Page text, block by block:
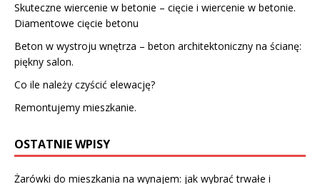
Skuteczne wiercenie w betonie – cięcie i wiercenie w betonie.
Diamentowe cięcie betonu
Beton w wystroju wnętrza – beton architektoniczny na ścianę:
piękny salon.
Co ile należy czyścić elewację?
Remontujemy mieszkanie.
OSTATNIE WPISY
Żarówki do mieszkania na wynajem: jak wybrać trwałe i